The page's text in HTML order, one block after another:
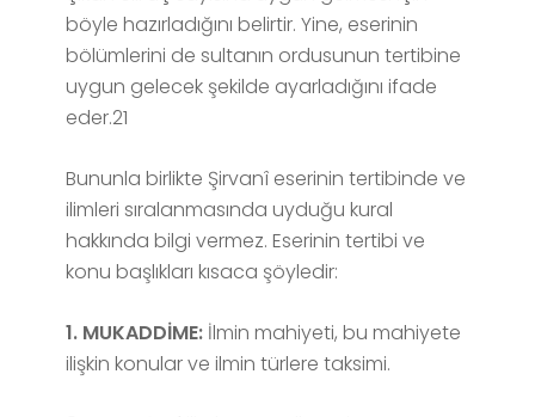
böyle hazırladığını belirtir. Yine, eserinin
bölümlerini de sultanın ordusunun tertibine
uygun gelecek şekilde ayarladığını ifade
eder.21
Bununla birlikte Şirvanî eserinin tertibinde ve
ilimleri sıralanmasında uyduğu kural
hakkında bilgi vermez. Eserinin tertibi ve
konu başlıkları kısaca şöyledir:
1. MUKADDİME: İlmin mahiyeti, bu mahiyete
ilişkin konular ve ilmin türlere taksimi.